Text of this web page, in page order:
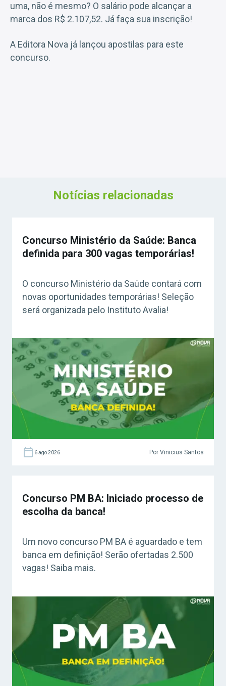
uma, não é mesmo? O salário pode alcançar a
marca dos R$ 2.107,52. Já faça sua inscrição!
A Editora Nova já lançou apostilas para este
concurso.
Notícias relacionadas
Concurso Ministério da Saúde: Banca
definida para 300 vagas temporárias!
O concurso Ministério da Saúde contará com
novas oportunidades temporárias! Seleção
será organizada pelo Instituto Avalia!
6 ago 2026 Por Vinicius Santos
Concurso PM BA: Iniciado processo de
escolha da banca!
Um novo concurso PM BA é aguardado e tem
banca em definição! Serão ofertadas 2.500
vagas! Saiba mais.